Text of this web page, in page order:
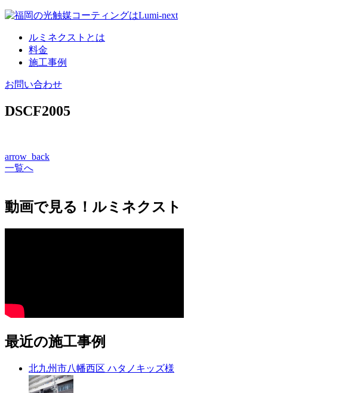
コ
ルミネクストとは
料金
施工事例
お問い合わせ
DSCF2005
arrow_back
一覧へ
動画で見る！ルミネクスト
最近の施工事例
北九州市八幡西区 ハタノキッズ様